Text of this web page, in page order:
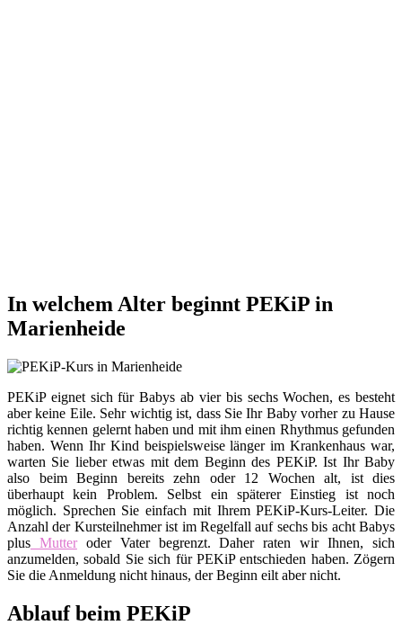
In welchem Alter beginnt PEKiP in
Marienheide
PEKiP eignet sich für Babys ab vier bis sechs Wochen, es besteht
aber keine Eile. Sehr wichtig ist, dass Sie Ihr Baby vorher zu Hause
richtig kennen gelernt haben und mit ihm einen Rhythmus gefunden
haben. Wenn Ihr Kind beispielsweise länger im Krankenhaus war,
warten Sie lieber etwas mit dem Beginn des PEKiP. Ist Ihr Baby
also beim Beginn bereits zehn oder 12 Wochen alt, ist dies
überhaupt kein Problem. Selbst ein späterer Einstieg ist noch
möglich. Sprechen Sie einfach mit Ihrem PEKiP-Kurs-Leiter. Die
Anzahl der Kursteilnehmer ist im Regelfall auf sechs bis acht Babys
plus Mutteroder Vater begrenzt. Daher raten wir Ihnen, sich
anzumelden, sobald Sie sich für PEKiP entschieden haben. Zögern
Sie die Anmeldung nicht hinaus, der Beginn eilt aber nicht.
Ablauf beim PEKiP